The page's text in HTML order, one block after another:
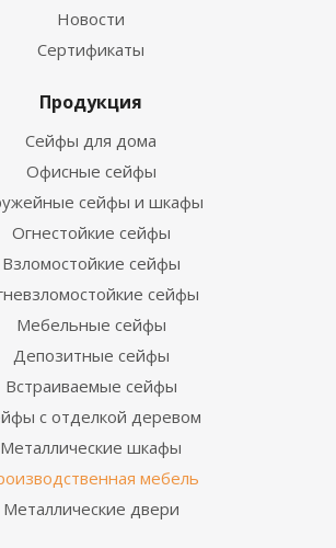
Новости
Сертификаты
Продукция
Сейфы для дома
Офисные сейфы
сейфы и шкафы
Огнестойкие сейфы
Взломостойкие сейфы
сейфы
Мебельные сейфы
Депозитные сейфы
Встраиваемые сейфы
с отделкой деревом
Металлические шкафы
мебель
Металлические двери